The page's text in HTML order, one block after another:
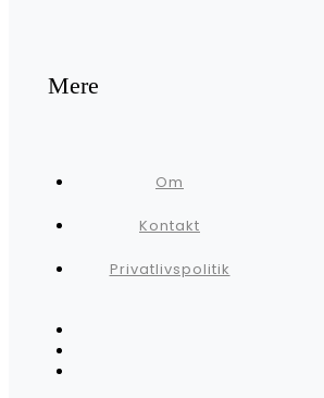
Mere
Om
Kontakt
Privatlivspolitik